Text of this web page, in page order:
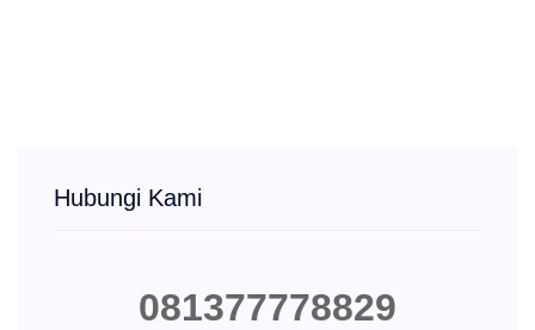
Hubungi Kami
081377778829